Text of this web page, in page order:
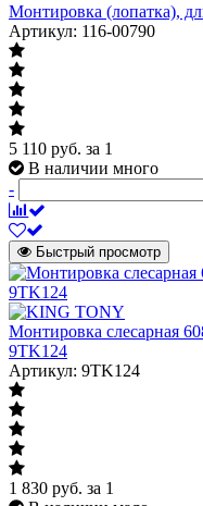
Монтировка (лопатка),
Артикул: 116-00790
5 110 руб. за 1
В наличии много
-
Быстрый просмотр
Монтировка слесарная
9TK124
Артикул: 9TK124
1 830 руб. за 1